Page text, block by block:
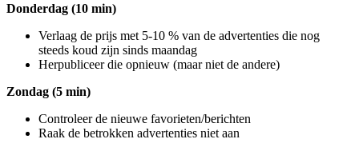
Donderdag (10 min)
Verlaag de prijs met 5-10 % van de advertenties die nog
steeds koud zijn sinds maandag
Herpubliceer die opnieuw (maar niet de andere)
Zondag (5 min)
Controleer de nieuwe favorieten/berichten
Raak de betrokken advertenties niet aan